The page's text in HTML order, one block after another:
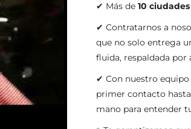
✔ Más de10 ciudades
✔ Contratarnos a
que no solo entrega
fluida, respaldada por
✔ Con nuestro
primer contacto
mano para entender